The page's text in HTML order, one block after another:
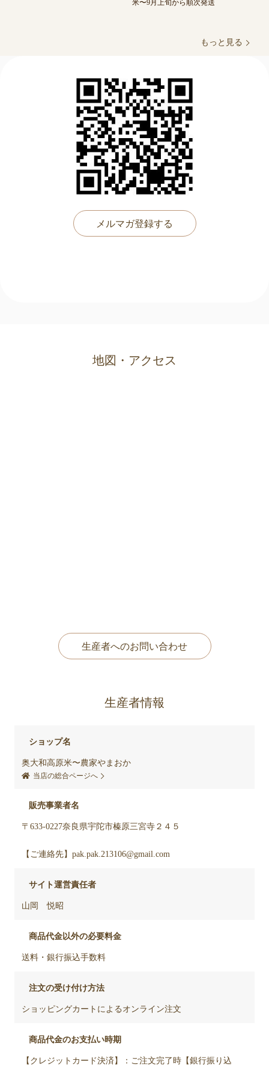
もっと見る
米〜9月上旬から順次発送
メルマガ登録する
地図・アクセス
生産者へのお問い合わせ
生産者情報
ショップ名
奥大和高原米〜農家やまおか
当店の総合ページへ
販売事業者名
〒633-0227奈良県宇陀市榛原三宮寺２４５
【ご連絡先】pak.pak.213106@gmail.com
サイト運営責任者
山岡 悦昭
商品代金以外の必要料金
送料・銀行振込手数料
注文の受け付け方法
ショッピングカートによるオンライン注文
商品代金のお支払い時期
【クレジットカード決済】：ご注文完了時【銀行振り込